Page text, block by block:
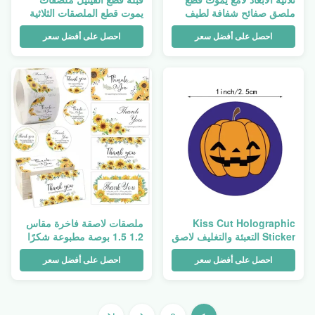
ملصق صفائح شفافة لطيف
الاطفال الحمل ورقة الزخرفية
احصل على أفضل سعر
يموت قطع الملصقات الثلاثية
الأبعاد حزمة لاصق الطباعة
احصل على أفضل سعر
Kiss Cut Holographic
Sticker التعبئة والتغليف لاصق
الكرتون ورقة الفينيل مقاوم
للماء للطباعة
احصل على أفضل سعر
ملصقات لاصقة فاخرة مقاس
1.2 1.5 بوصة مطبوعة شكرًا
لك على ملصقات الأعمال على
شكل قلب 500 قطعةاحصل على أفضل سعر